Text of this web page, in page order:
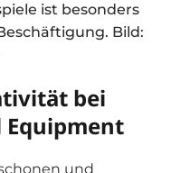
ist besonders
Bild:
bei
Equipment
und